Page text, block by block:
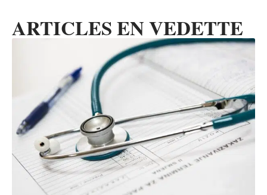
ARTICLES EN VEDETTE